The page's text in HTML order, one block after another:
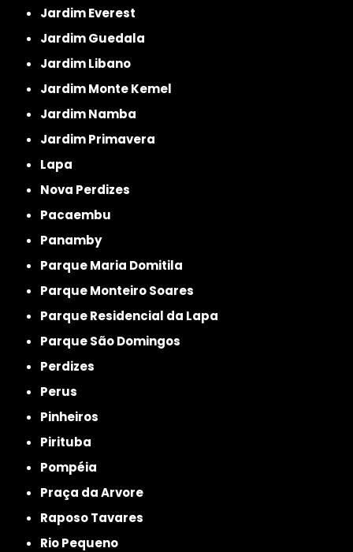
Jardim Everest
Jardim Guedala
Jardim Libano
Jardim Monte Kemel
Jardim Namba
Jardim Primavera
Lapa
Nova Perdizes
Pacaembu
Panamby
Parque Maria Domitila
Parque Monteiro Soares
Parque Residencial da Lapa
Parque São Domingos
Perdizes
Perus
Pinheiros
Pirituba
Pompéia
Praça da Arvore
Raposo Tavares
Rio Pequeno